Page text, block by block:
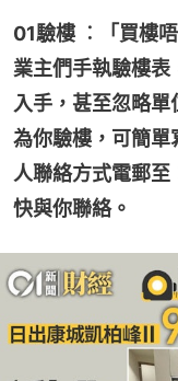
01驗樓 ︰「買樓
業主們手執驗樓表
入手，甚至忽略單
為你驗樓，可簡單
人聯絡方式電郵
快與你聯絡。